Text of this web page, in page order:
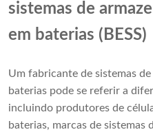
sistemas de
em baterias (BESS)
Um fabricante de sistemas
baterias pode se referir a
incluindo produtores de
baterias, marcas de sistemas